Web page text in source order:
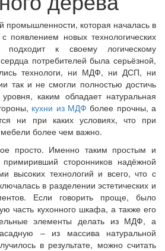
промышленности, которая началась в
появлением новых технологических
подходит к своему логическому
потребителей была серьёзной,
технологи, ни МДФ, ни ДСП, ни
так и не смогли полностью достичь
уровня, каким обладает натуральная
кухни из МДФ более прочны, а
ни при каких условиях, что при
мебели более чем важно.
просто. Именно таким простым и
сторонников надёжной
высоких технологий и всего, что с
в разделении эстетических и
Если говорить проще, было
часть кухонного шкафа, а также его
элементы делать из МДФ, а
– из массива натуральной
в результате, можно считать